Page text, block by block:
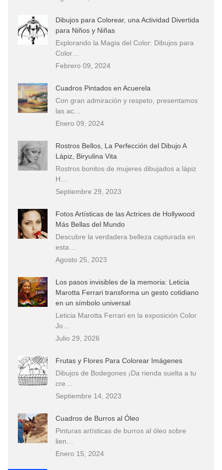
Dibujos para Colorear, una Actividad Divertida
para Niños y Niñas
Explorando la Magia del Color: Dibujos para
Color…
Febrero 09, 2024
Cuadros Pintados en Acuerela
Con gran admiración y respeto, presentamos
las ac…
Enero 09, 2024
Rostros Bellos, La Perfección del Dibujo A
Lápiz, Biryulina Vita
Rostros bonitos de mujeres dibujados a lápiz
H…
Septiembre 29, 2023
Fotos Artísticas de las Actrices de Hollywood
Más Bellas del Mundo
Descubre la verdadera belleza capturada en
esta…
Agosto 25, 2023
Los pasos invisibles de la memoria: Leticia
Marotta Ferrari transforma un gesto cotidiano
en un símbolo universal
Leticia Marotta Ferrari en la exposición Color
Jo…
Julio 29, 2026
Frutas y Flores Para Colorear Imágenes
Dibujos de Bodegones ¡Da rienda suelta a tu
cre…
Septiembre 14, 2023
Cuadros de Burros al Óleo
Pinturas artísticas de burros al óleo sobre
lien…
Enero 15, 2024